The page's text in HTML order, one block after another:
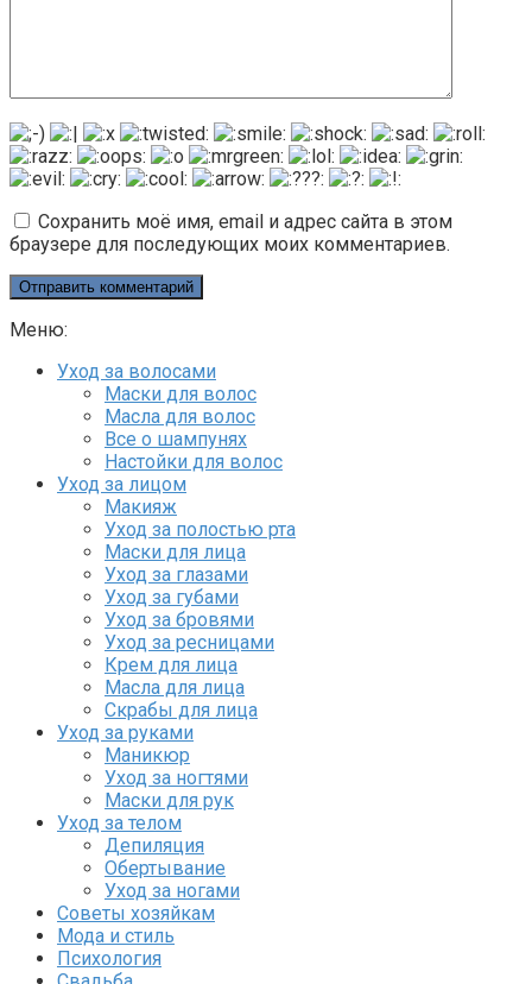
Сохранить моё имя, email и адрес сайта в этом
браузере для последующих моих комментариев.
Меню:
Уход за волосами
Маски для волос
Масла для волос
Все о шампунях
Настойки для волос
Уход за лицом
Макияж
Уход за полостью рта
Маски для лица
Уход за глазами
Уход за губами
Уход за бровями
Уход за ресницами
Крем для лица
Масла для лица
Скрабы для лица
Уход за руками
Маникюр
Уход за ногтями
Маски для рук
Уход за телом
Депиляция
Обертывание
Уход за ногами
Советы хозяйкам
Мода и стиль
Психология